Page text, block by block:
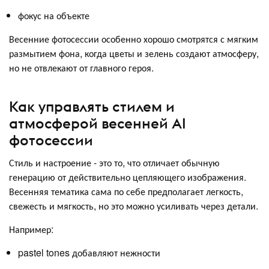
фокус на объекте
Весенние фотосессии особенно хорошо смотрятся с мягким
размытием фона, когда цветы и зелень создают атмосферу,
но не отвлекают от главного героя.
Как управлять стилем и
атмосферой весенней AI
фотосессии
Стиль и настроение - это то, что отличает обычную
генерацию от действительно цепляющего изображения.
Весенняя тематика сама по себе предполагает легкость,
свежесть и мягкость, но это можно усиливать через детали.
Например:
pastel tones добавляют нежности